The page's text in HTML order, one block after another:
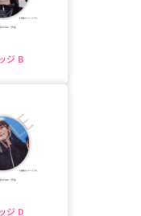
ジ B
ジ D